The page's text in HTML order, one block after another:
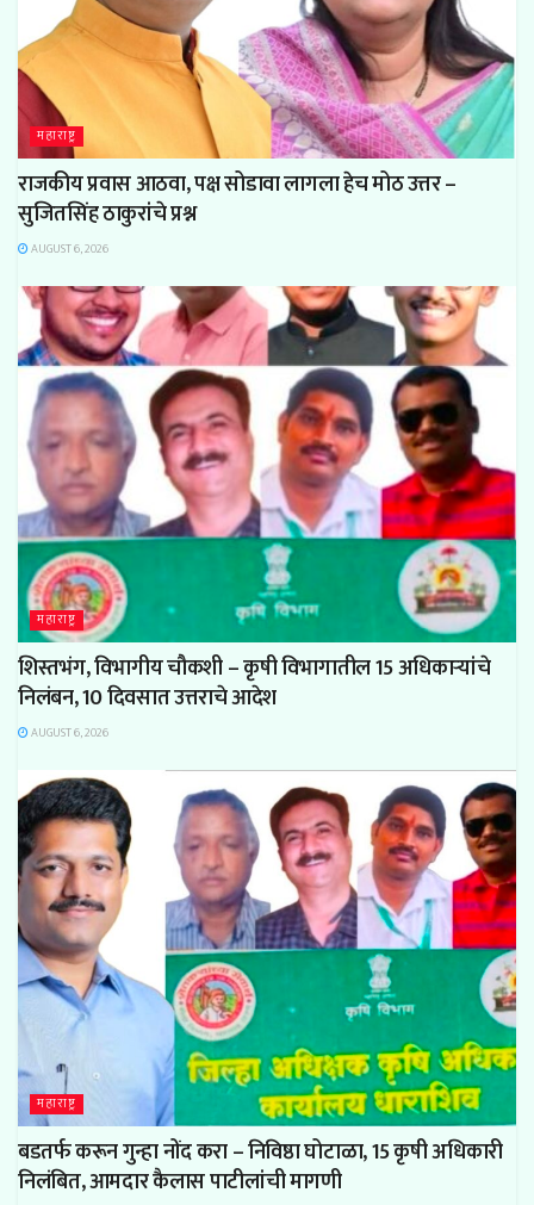
महाराष्ट्र
राजकीय प्रवास आठवा, पक्ष सोडावा लागला हेच मोठ उत्तर –
सुजितसिंह ठाकुरांचे प्रश्न
AUGUST 6, 2026
महाराष्ट्र
शिस्तभंग, विभागीय चौकशी – कृषी विभागातील 15 अधिकाऱ्यांचे
निलंबन, 10 दिवसात उत्तराचे आदेश
AUGUST 6, 2026
महाराष्ट्र
बडतर्फ करून गुन्हा नोंद करा – निविष्ठा घोटाळा, 15 कृषी अधिकारी
निलंबित, आमदार कैलास पाटीलांची मागणी